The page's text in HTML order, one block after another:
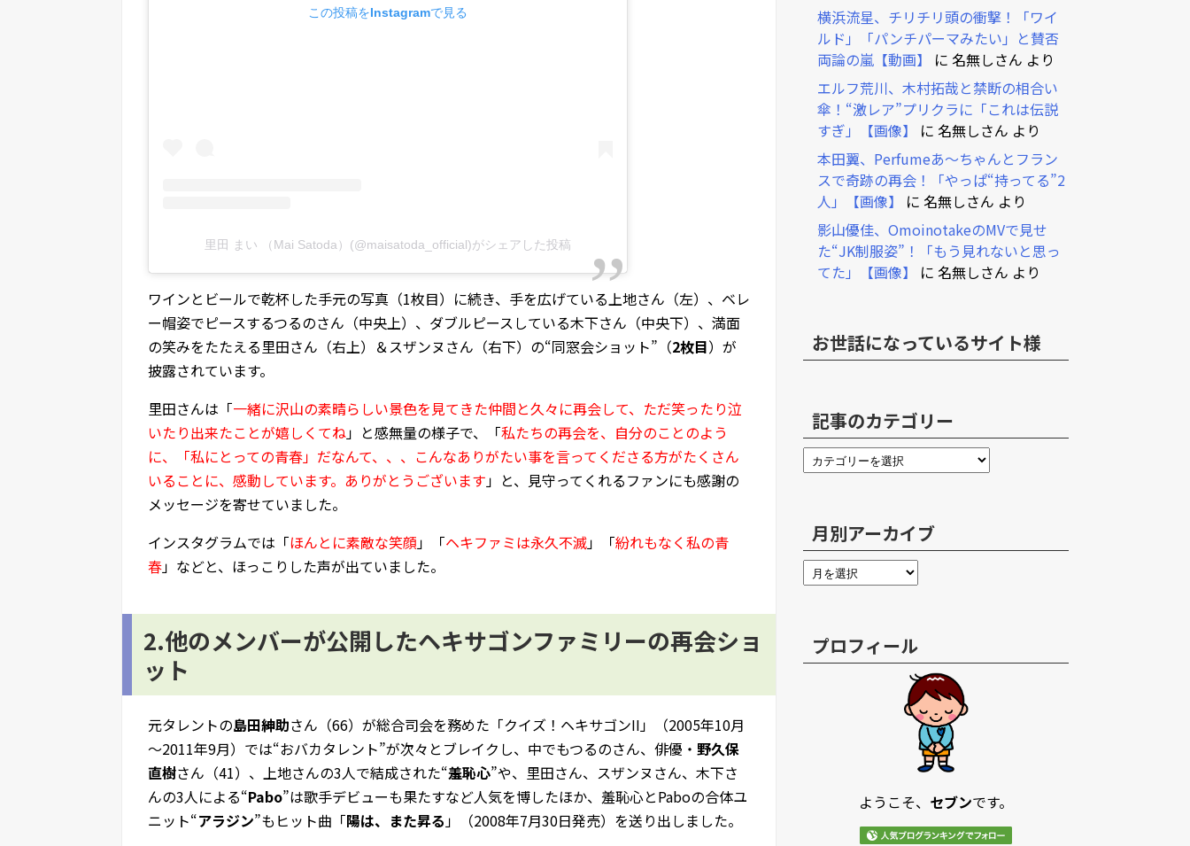
この投稿をInstagramで見る
里田 まい （Mai Satoda）(@maisatoda_official)がシェアした投稿
ワインとビールで乾杯した手元の写真（1枚目）に続き、手を広げている上地さん（左）、ベレ
ー帽姿でピースするつるのさん（中央上）、ダブルピースしている木下さん（中央下）、満面
の笑みをたたえる里田さん（右上）＆スザンヌさん（右下）の“同窓会ショット”（2枚目）が
披露されています。
里田さんは「一緒に沢山の素晴らしい景色を見てきた仲間と久々に再会して、ただ笑ったり泣
いたり出来たことが嬉しくてね」と感無量の様子で、「私たちの再会を、自分のことのよう
に、「私にとっての青春」だなんて、、、こんなありがたい事を言ってくださる方がたくさん
いることに、感動しています。ありがとうございます」と、見守ってくれるファンにも感謝の
メッセージを寄せていました。
インスタグラムでは「ほんとに素敵な笑顔」「ヘキファミは永久不滅」「紛れもなく私の青
春」などと、ほっこりした声が出ていました。
2.他のメンバーが公開したヘキサゴンファミリーの再会ショ
ット
元タレントの島田紳助さん（66）が総合司会を務めた「クイズ！ヘキサゴンII」（2005年10月
～2011年9月）では“おバカタレント”が次々とブレイクし、中でもつるのさん、俳優・ 野久保
直樹さん（41）、上地さんの3人で結成された“羞恥心”や、里田さん、スザンヌさん、木下さ
んの3人による“Pabo”は歌手デビューも果たすなど人気を博したほか、羞恥心とPaboの合体ユ
ニット“アラジン”もヒット曲「陽は、また昇る」（2008年7月30日発売）を送り出しました。
横浜流星、チリチリ頭の衝撃！「ワイ
ルド」「パンチパーマみたい」と賛否
両論の嵐【動画】
に 名無しさん より
エルフ荒川、木村拓哉と禁断の相合い
傘！“激レア”プリクラに「これは伝説
すぎ」【画像】
に 名無しさん より
本田翼、Perfumeあ～ちゃんとフラン
スで奇跡の再会！「やっぱ“持ってる”2
人」【画像】
に 名無しさん より
影山優佳、OmoinotakeのMVで見せ
た“JK制服姿”！「もう見れないと思っ
てた」【画像】
に 名無しさん より
お世話になっているサイト様
記事のカテゴリー
月別アーカイブ
プロフィール
ようこそ、 セブンです。